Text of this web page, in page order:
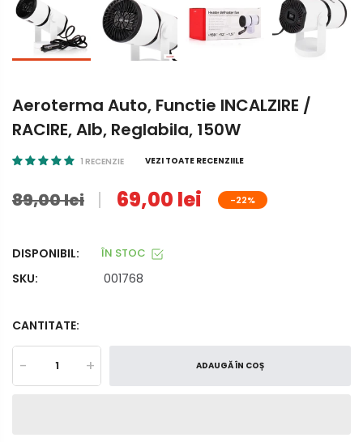
Aeroterma Auto, Functie INCALZIRE /
RACIRE, Alb, Reglabila, 150W
1 RECENZIE VEZI TOATE RECENZIILE
89,00 lei 69,00 lei -22%
DISPONIBIL: ÎN STOC
SKU: 001768
CANTITATE:
- + ADAUGĂ ÎN COȘ